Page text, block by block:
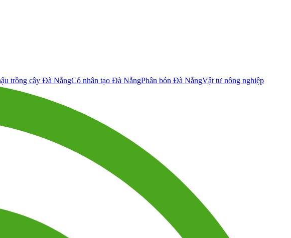
trồng cây Đà NẵngCỏ nhân tạo Đà NẵngPhân bón Đà NẵngVật tư nông nghiệp